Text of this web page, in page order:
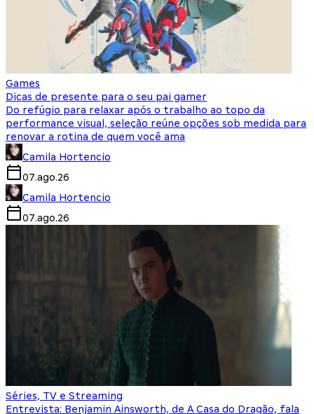
Games
Dicas de presente para o seu pai gamer
Do refúgio para relaxar após o trabalho ao topo da
performance visual, seleção reúne opções sob medida para
renovar a rotina de quem você ama
Camila Hortencio
07.ago.26
Camila Hortencio
07.ago.26
Séries, TV e Streaming
Entrevista: Benjamin Ainsworth, de A Casa do Dragão, fala